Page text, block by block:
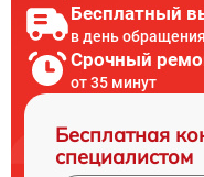
Бесплатный
в день обращения
Срочный
от 35 минут
Бесплатная
специалистом